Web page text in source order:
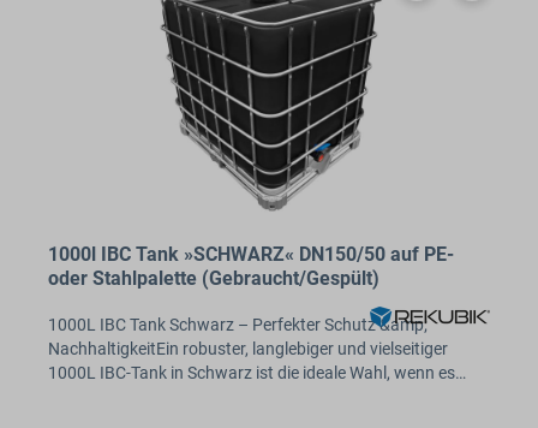
1000l IBC Tank »SCHWARZ« DN150/50 auf PE-
oder Stahlpalette (Gebraucht/Gespült)
1000L IBC Tank Schwarz – Perfekter Schutz &amp;
NachhaltigkeitEin robuster, langlebiger und vielseitiger
1000L IBC-Tank in Schwarz ist die ideale Wahl, wenn es…